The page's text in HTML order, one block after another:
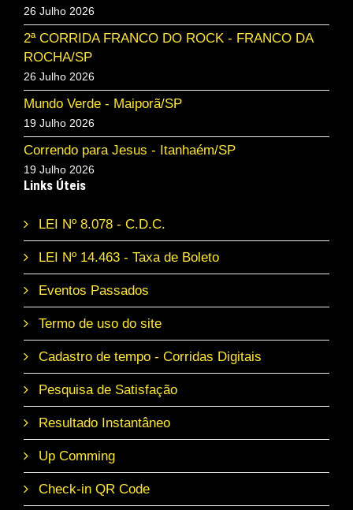
26 Julho 2026
2ª CORRIDA FRANCO DO ROCK - FRANCO DA
ROCHA/SP
26 Julho 2026
Mundo Verde - Maiporã/SP
19 Julho 2026
Correndo para Jesus - Itanhaém/SP
19 Julho 2026
Links Úteis
LEI Nº 8.078 - C.D.C.
LEI Nº 14.463 - Taxa de Boleto
Eventos Passados
Termo de uso do site
Cadastro de tempo - Corridas Digitais
Pesquisa de Satisfação
Resultado Instantâneo
Up Comming
Check-in QR Code